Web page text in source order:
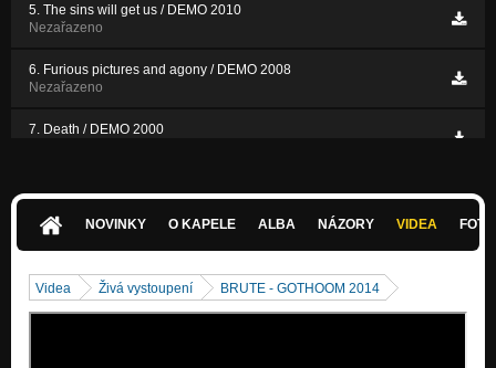
5. The sins will get us / DEMO 2010
Nezařazeno
6. Furious pictures and agony / DEMO 2008
Nezařazeno
7. Death / DEMO 2000
NOVINKY O KAPELE ALBA NÁZORY VIDEA
Videa Živá vystoupení BRUTE - GOTHOOM 2014